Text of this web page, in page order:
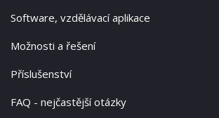
Software, vzdělávací aplikace
Možnosti a řešení
Příslušenství
FAQ - nejčastější otázky